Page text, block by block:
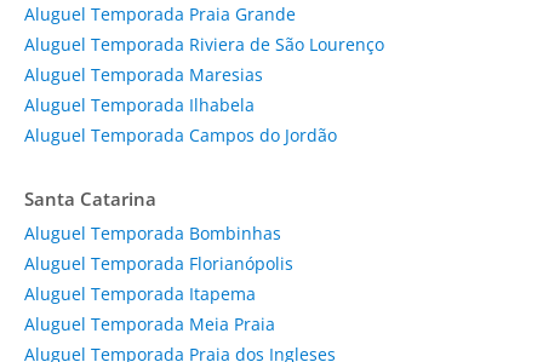
Aluguel Temporada Praia Grande
Aluguel Temporada Riviera de São Lourenço
Aluguel Temporada Maresias
Aluguel Temporada Ilhabela
Aluguel Temporada Campos do Jordão
Santa Catarina
Aluguel Temporada Bombinhas
Aluguel Temporada Florianópolis
Aluguel Temporada Itapema
Aluguel Temporada Meia Praia
Aluguel Temporada Praia dos Ingleses